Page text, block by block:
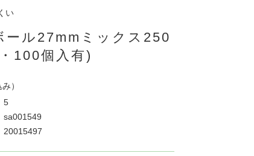
い
ール27mmミックス250
100個入有)
）
5
sa001549
20015497